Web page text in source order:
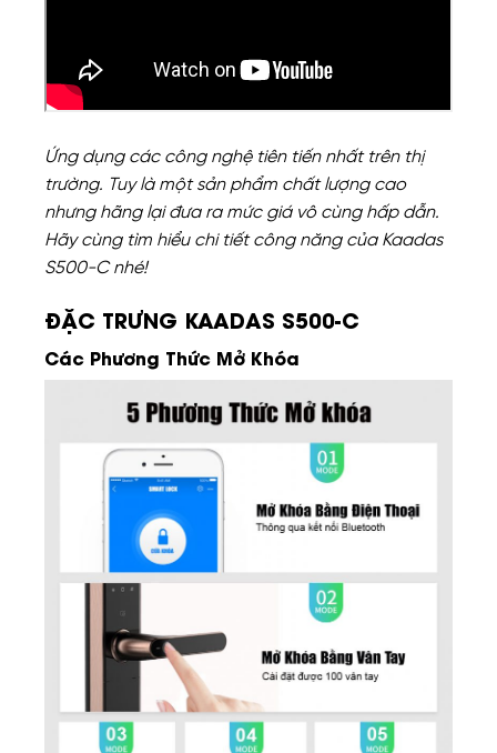
Ứng dụng các công nghệ tiên tiến nhất trên thị
trường. Tuy là một sản phẩm chất lượng cao
nhưng hãng lại đưa ra mức giá vô cùng hấp dẫn.
Hãy cùng tìm hiểu chi tiết công năng của Kaadas
S500-C nhé!
ĐẶC TRƯNG KAADAS S500-C
Các Phương Thức Mở Khóa